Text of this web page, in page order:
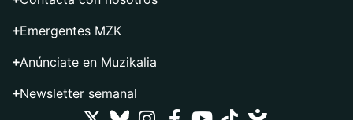
Emergentes MZK
Anúnciate en Muzikalia
Newsletter semanal